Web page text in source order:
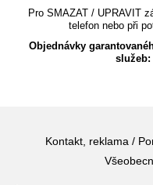
Pro SMAZAT / UPRAVIT
telefon nebo při
Objednávky
služeb:
Kontakt, reklama /